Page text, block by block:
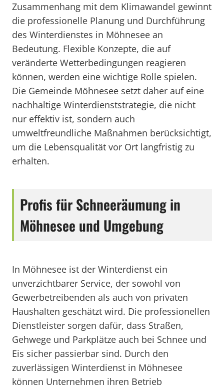
Zusammenhang mit dem Klimawandel gewinnt
die professionelle Planung und Durchführung
des Winterdienstes in Möhnesee an
Bedeutung. Flexible Konzepte, die auf
veränderte Wetterbedingungen reagieren
können, werden eine wichtige Rolle spielen.
Die Gemeinde Möhnesee setzt daher auf eine
nachhaltige Winterdienststrategie, die nicht
nur effektiv ist, sondern auch
umweltfreundliche Maßnahmen berücksichtigt,
um die Lebensqualität vor Ort langfristig zu
erhalten.
Profis für Schneeräumung in
Möhnesee und Umgebung
In Möhnesee ist der Winterdienst ein
unverzichtbarer Service, der sowohl von
Gewerbetreibenden als auch von privaten
Haushalten geschätzt wird. Die professionellen
Dienstleister sorgen dafür, dass Straßen,
Gehwege und Parkplätze auch bei Schnee und
Eis sicher passierbar sind. Durch den
zuverlässigen Winterdienst in Möhnesee
können Unternehmen ihren Betrieb